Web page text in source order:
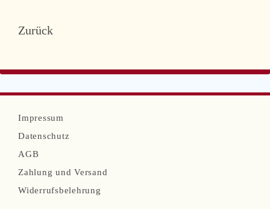
Zurück
N
a
v
i
g
Impressum
Datenschutz
AGB
Zahlung und Versand
Widerrufsbelehrung